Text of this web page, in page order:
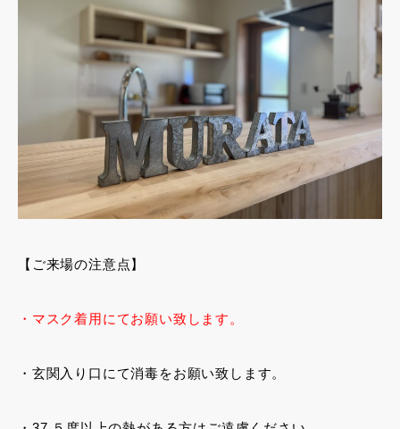
【ご来場の注意点】
・マスク着用にてお願い致します。
・玄関入り口にて消毒をお願い致します。